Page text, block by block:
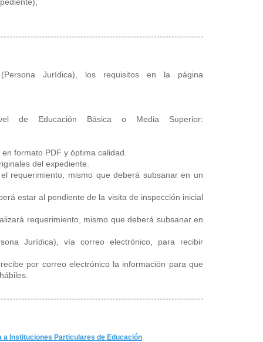
Jurídica), los requisitos en la página
de Educación Básica o Media Superior:
formato PDF y óptima calidad.
del expediente.
requerimiento, mismo que deberá subsanar en un
estar al pendiente de la visita de inspección inicial
requerimiento, mismo que deberá subsanar en
Jurídica), vía correo electrónico, para recibir
por correo electrónico la información para que
a Instituciones Particulares de Educación